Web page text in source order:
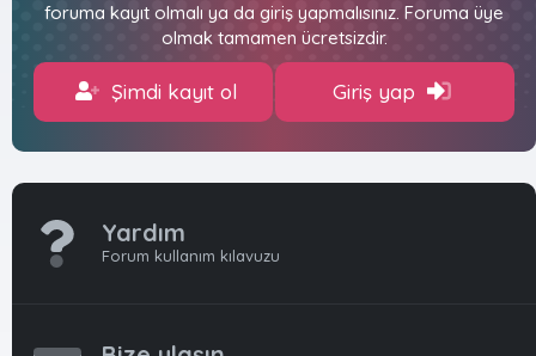
foruma kayıt olmalı ya da giriş yapmalısınız. Foruma üye
olmak tamamen ücretsizdir.
Şimdi kayıt ol Giriş yap
Yardım
Forum kullanım kılavuzu